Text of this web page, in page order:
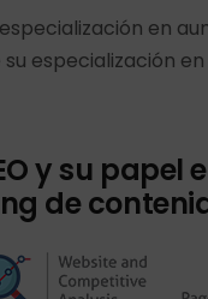
en
especialización en
y su papel
de